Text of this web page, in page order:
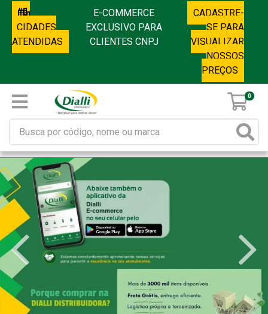
CIDADES
ATENDIDAS
E-COMMERCE
EXCLUSIVO PARA
CLIENTES CNPJ
CADASTRE-
SE PARA
VISUALIZAR
NOSSOS
PREÇOS
0